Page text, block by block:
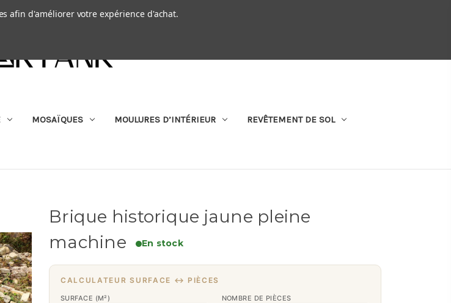
| RECHERCHER QUI SOMMES-NOUS
MOSAÏQUES MOULURES D’INTÉRIEUR REVÊTEMENT DE SOL
Brique historique jaune pleine
machine
En stock
CALCULATEUR SURFACE ↔ PIÈCES
SURFACE (M²) NOMBRE DE PIÈCES
afin d'améliorer votre expérience d'achat.